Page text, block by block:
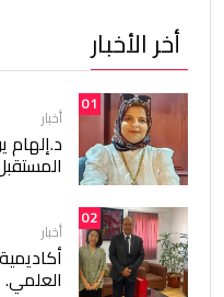
أخر الأخبار
01
أخبار
02
أخبار
العلمي.